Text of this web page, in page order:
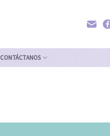
CONTÁCTANOS